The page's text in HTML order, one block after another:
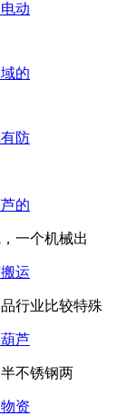
动
的
防
的
一个机械出
运
行业比较特殊
芦
不锈钢两
资